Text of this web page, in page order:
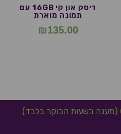
דיסק און קי 16GB עם
תמונה מוארת
₪135.00